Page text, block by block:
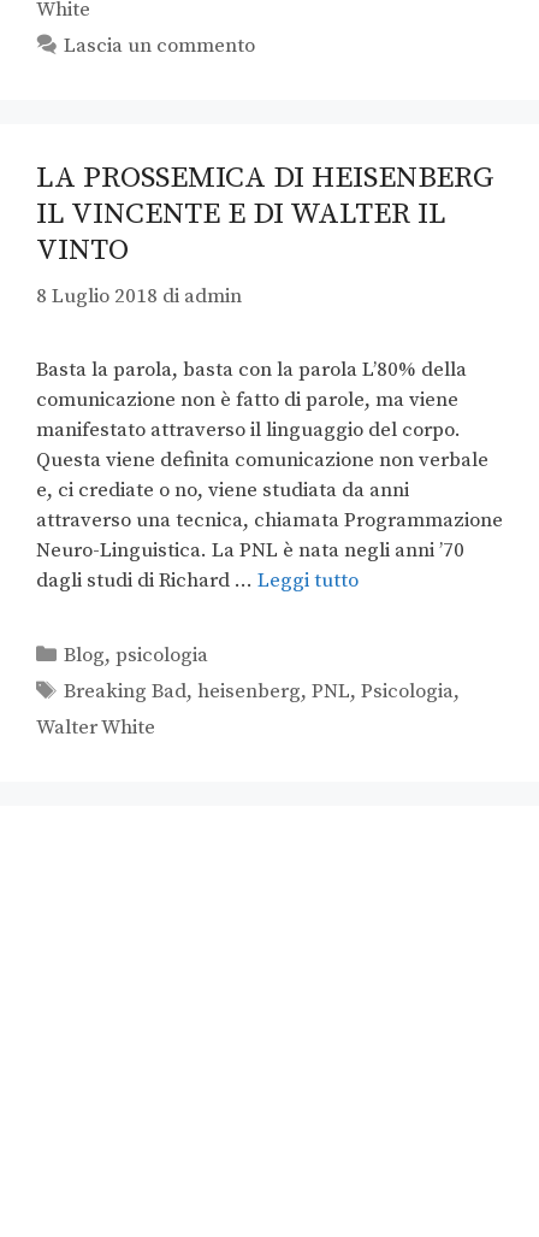
White
Lascia un commento
LA PROSSEMICA DI HEISENBERG
IL VINCENTE E DI WALTER IL
VINTO
8 Luglio 2018 di admin
Basta la parola, basta con la parola L’80% della
comunicazione non è fatto di parole, ma viene
manifestato attraverso il linguaggio del corpo.
Questa viene definita comunicazione non verbale
e, ci crediate o no, viene studiata da anni
attraverso una tecnica, chiamata Programmazione
Neuro-Linguistica. La PNL è nata negli anni ’70
dagli studi di Richard … Leggi tutto
Blog,psicologia
Breaking Bad,heisenberg,PNL,Psicologia,
Walter White